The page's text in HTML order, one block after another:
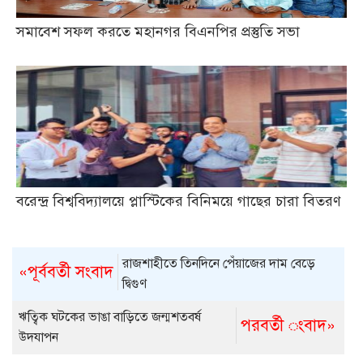
সমাবেশ সফল করতে মহানগর বিএনপির প্রস্তুতি সভা
বরেন্দ্র বিশ্ববিদ্যালয়ে প্লাস্টিকের বিনিময়ে গাছের চারা বিতরণ
«পূর্ববর্তী সংবাদ রাজশাহীতে তিনদিনে পেঁয়াজের দাম বেড়ে
দ্বিগুণ
পরবর্তী ংবাদ»
ঋত্বিক ঘটকের ভাঙা বাড়িতে জন্মশতবর্ষ
উদযাপন